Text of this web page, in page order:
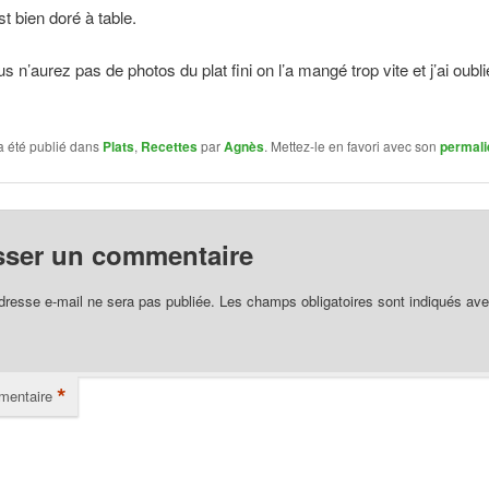
bien doré à table.
n’aurez pas de photos du plat fini on l’a mangé trop vite et j’ai
été publié dans Plats, RecettesparAgnès. Mettez-le en favori avec son
un commentaire
e-mail ne sera pas publiée. Les champs obligatoires sont indiqués
*